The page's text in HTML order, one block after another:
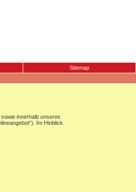
Sitemap
innerhalb unseres
Im Hinblick